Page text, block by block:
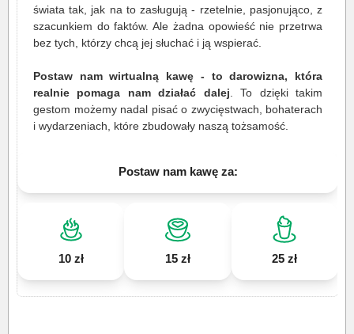
świata tak, jak na to zasługują - rzetelnie, pasjonująco, z
szacunkiem do faktów. Ale żadna opowieść nie przetrwa
bez tych, którzy chcą jej słuchać i ją wspierać.
Postaw nam wirtualną kawę - to darowizna, która
realnie pomaga nam działać dalej . To dzięki takim
gestom możemy nadal pisać o zwycięstwach, bohaterach
i wydarzeniach, które zbudowały naszą tożsamość.
Postaw nam kawę za:
10 zł 15 zł 25 zł